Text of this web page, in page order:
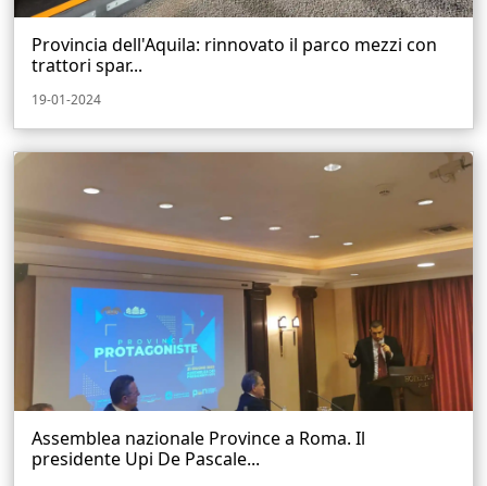
Provincia dell'Aquila: rinnovato il parco mezzi con
trattori spar...
19-01-2024
Assemblea nazionale Province a Roma. Il
presidente Upi De Pascale...